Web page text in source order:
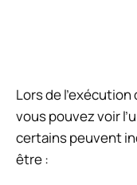
Lors de l’exécution
vous pouvez voir
certains peuvent
être :